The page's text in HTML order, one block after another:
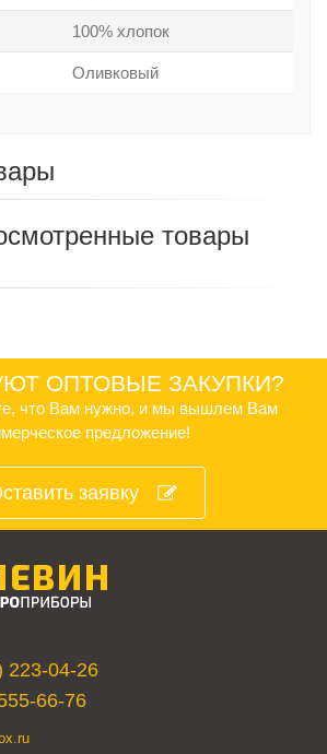
100% хлопок
Оливковый
товары
ОПТОВЫЕ ЗАКУПКИ?
что Вам нужно, и мы вышлем Вам
предложение!
заявку
223-04-26
66-76